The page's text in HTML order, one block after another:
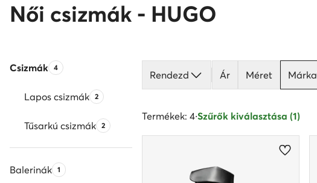
Női csizmák - HUGO
CsizmákTermékek száma:
4
Lapos csizmákTermékek száma:
2
Tűsarkú csizmákTermékek száma:
2
BalerinákTermékek száma:
1
Rendezd Ár Méret Márka
Termékek: 4·Szűrők kiválasztása (1)